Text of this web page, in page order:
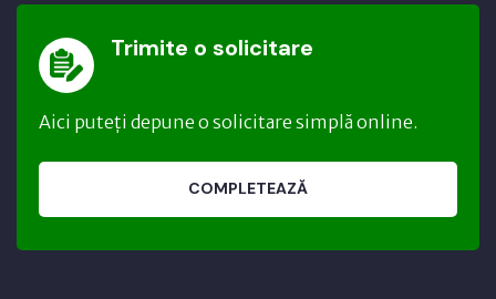
Trimite o solicitare
Aici puteți depune o solicitare simplă online.
COMPLETEAZĂ